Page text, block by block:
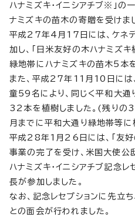
ハナミズキ・イニシアチブ※」
ナミズキの苗木の寄贈を受けま
平成27年4月17日には、ケネ
加し、「日米友好の木ハナミズ
緑地帯にハナミズキの苗木5本を
また、平成27年11月10日には
童59名により、同じく平和大通
32本を植樹しました。(残り
月までに平和大通り緑地帯等に
平成28年1月26日には、「友好
事業の完了を受け、米国大使
ハナミズキ・イニシアチブ記念レ
長が参加しました。
なお、記念レセプションに先立
との面会が行われました。